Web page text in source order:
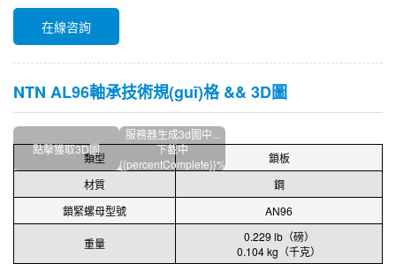
在線咨詢
NTN AL96軸承技術規(guī)格 && 3D圖
點擊獲取3D圖
服務器生成3d圖中...
下載中
{{percentComplete}}%
類型
鎖板
材質
鋼
鎖緊螺母型號
AN96
重量
0.229 lb（磅）
0.104 kg（千克）